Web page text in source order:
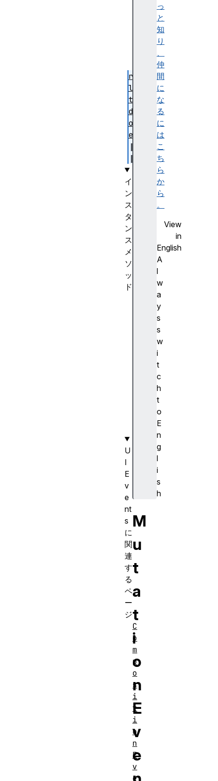
っ
と
知
り
、
仲
間
に
な
る
に
は
こ
ち
ら
か
ら
。
View
in
English
A
l
w
a
y
s
s
w
i
t
c
h
t
o
E
n
g
l
i
s
h
M
u
t
a
t
i
o
n
E
v
e
re
la
te
dN
od
e
イ
ン
ス
タ
ン
ス
メ
ソ
ッ
ド
U
I
E
v
e
nt
s
に
関
連
す
る
ペ
ー
ジ
C
o
m
p
o
s
i
t
i
o
n
E
v
e